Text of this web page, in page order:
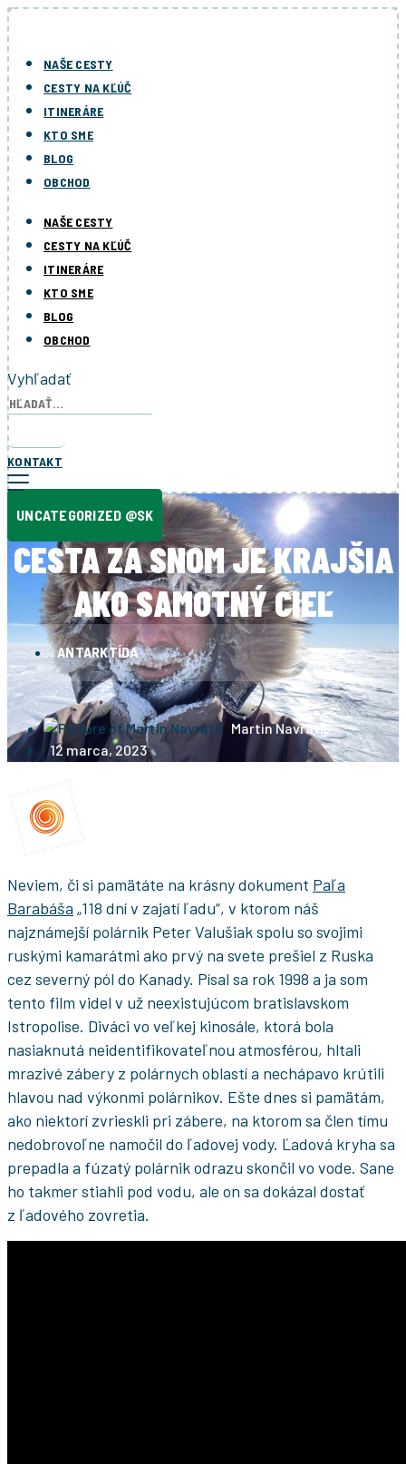
Preskočiť
na
obsahNAŠE CESTY
CESTY NA KĽÚČ
ITINERÁRE
KTO SME
BLOG
OBCHOD
NAŠE CESTY
CESTY NA KĽÚČ
ITINERÁRE
KTO SME
BLOG
OBCHOD
Vyhľadať
KONTAKT
UNCATEGORIZED @SK
CESTA ZA SNOM JE KRAJŠIA
AKO SAMOTNÝ CIEĽ
ANTARKTÍDA
Martin Navrátil
12 marca, 2023
Neviem, či si pamätáte na krásny dokument Paľa
Barabáša „118 dní v zajatí ľadu“, v ktorom náš
najznámejší polárnik Peter Valušiak spolu so svojimi
ruskými kamarátmi ako prvý na svete prešiel z Ruska
cez severný pól do Kanady. Písal sa rok 1998 a ja som
tento film videl v už neexistujúcom bratislavskom
Istropolise. Diváci vo veľkej kinosále, ktorá bola
nasiaknutá neidentifikovateľnou atmosférou, hltali
mrazivé zábery z polárnych oblastí a nechápavo krútili
hlavou nad výkonmi polárnikov. Ešte dnes si pamätám,
ako niektorí zvrieskli pri zábere, na ktorom sa člen tímu
nedobrovoľne namočil do ľadovej vody. Ľadová kryha sa
prepadla a fúzatý polárnik odrazu skončil vo vode. Sane
ho takmer stiahli pod vodu, ale on sa dokázal dostať
z ľadového zovretia.